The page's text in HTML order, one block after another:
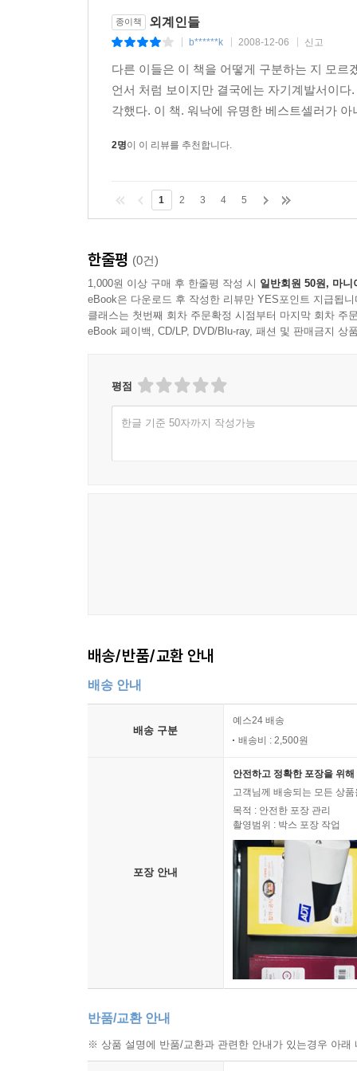
종이책 외계인들
b******k 2008-12-06 신고
다른 이들은 이 책을 어떻게 구분하는 지 모
언서 처럼 보이지만 결국에는 자기계발서이
각했다. 이 책. 워낙에 유명한 베스트셀러가
2명이 이 리뷰를 추천합니다.
1 2 3 4 5
한줄평 (0건)
1,000원 이상 구매 후 한줄평 작성 시 일반회원 50원, 마니
eBook은 다운로드 후 작성한 리뷰만 YES포인트 지급됩니
클래스는 첫번째 회차 주문확정 시점부터 마지막 회차 주
eBook 페이백, CD/LP, DVD/Blu-ray, 패션 및 판매금지 상
평점
한글 기준 50자까지 작성가능
배송/반품/교환 안내
배송 안내
배송 구분
예스24 배송
배송비 : 2,500원
포장 안내
안전하고 정확한 포장을 위
고객님께 배송되는 모든 상
목적 : 안전한 포장 관리
촬영범위 : 박스 포장 작업
반품/교환 안내
※ 상품 설명에 반품/교환과 관련한 안내가 있는경우 아